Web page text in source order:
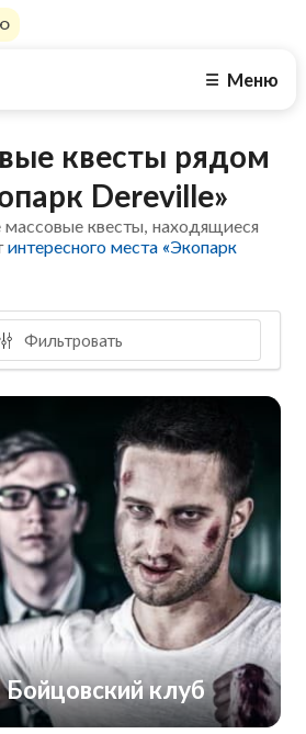
☰ Меню
квесты рядом
Dereville»
квесты, находящиеся
интересного места «Экопарк
Фильтровать
клуб